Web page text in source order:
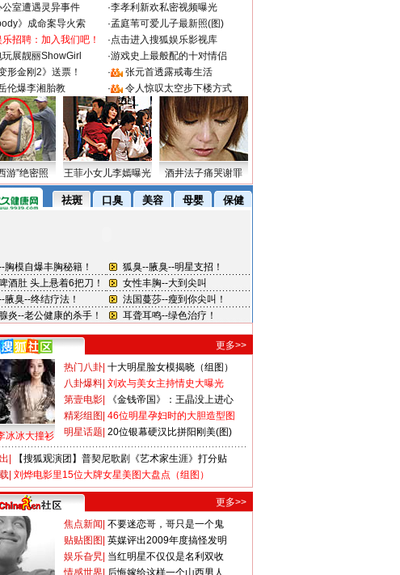
公室遭遇灵异事件 ·李孝利新欢私密视频曝光
》成命案导火索 ·孟庭苇可爱儿子最新照(图)
招聘：加入我们吧！ ·点击进入搜狐娱乐影视库
玩展靓丽ShowGirl ·游戏史上最般配的十对情侣
变形金刚2》送票！ ·
张元首透露戒毒生活
伦爆李湘胎教 · 令人惊叹太空步下楼方式
游”绝密照 王菲小女儿李嫣曝光 酒井法子痛哭谢罪
更多>>
冰冰大撞衫
热门八卦 十大明星脸女模揭晓（组图）
八卦爆料 刘欢与美女主持情史大曝光
第壹电影
《金钱帝国》：王晶没上进心
精彩组图 46位明星孕妇时的大胆造型图
明星话题 20位银幕硬汉比拼阳刚美(图)
【搜狐观演团】普契尼歌剧《艺术家生涯》打分贴
刘烨电影里15位大牌女星美图大盘点（组图）
更多>>
焦点新闻 不要迷恋哥，哥只是一个鬼
贴贴图图 英媒评出2009年度搞怪发明
娱乐旮旯 当红明星不仅仅是名利双收
情感世界 后悔嫁给这样一个山西男人